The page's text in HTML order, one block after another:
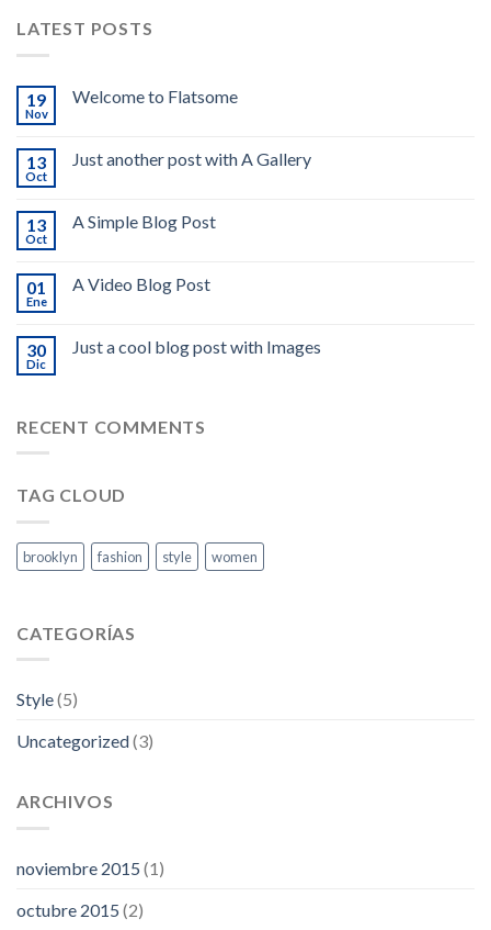
LATEST POSTS
19
Nov
Welcome to Flatsome
13
Oct
Just another post with A Gallery
13
Oct
A Simple Blog Post
01
Ene
A Video Blog Post
30
Dic
Just a cool blog post with Images
RECENT COMMENTS
TAG CLOUD
brooklyn fashion style women
CATEGORÍAS
Style(5)
Uncategorized(3)
ARCHIVOS
noviembre 2015 (1)
octubre 2015 (2)